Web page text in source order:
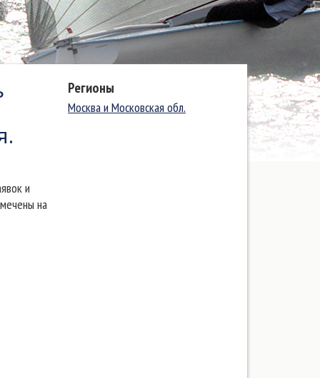
и
на
Регионы
Москва и Московская обл.